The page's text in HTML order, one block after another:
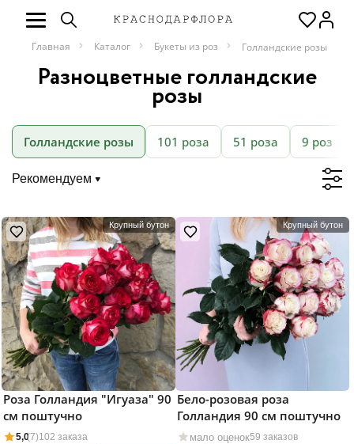
Главная Каталог Букеты из роз Голландские розы
Разноцветные голландские
розы
Голландские розы 101 роза 51 роза 9 роз
Рекомендуем
Крупный бутон
5,0(7)102 заказа
Роза Голландия "Игуаза" 90
см поштучно
Крупный бутон
мало оценок59 заказов
Бело-розовая роза
Голландия 90 см поштучно